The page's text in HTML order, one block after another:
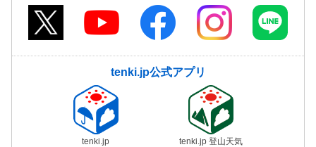
tenki.jp公式アプリ
tenki.jp tenki.jp 登山天気